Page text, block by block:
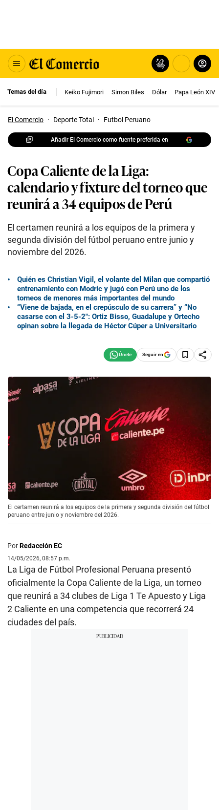
Temas del día Keiko Fujimori Simon Biles Dólar Papa León XIV
El Comercio · Deporte Total · Futbol Peruano
Añadir El Comercio como fuente preferida en
Copa Caliente de la Liga:
calendario y fixture del torneo que
reunirá a 34 equipos de Perú
El certamen reunirá a los equipos de la primera y
segunda división del fútbol peruano entre junio y
noviembre del 2026.
Quién es Christian Vigil, el volante del Milan que compartió
entrenamiento con Modric y jugó con Perú uno de los
torneos de menores más importantes del mundo
“Viene de bajada, en el crepúsculo de su carrera” y “No
casarse con el 3-5-2″: Ortiz Bisso, Guadalupe y Ortecho
opinan sobre la llegada de Héctor Cúper a Universitario
Seguir en
El certamen reunirá a los equipos de la primera y segunda división del fútbol
peruano entre junio y noviembre del 2026.
PorRedacción EC
14/05/2026, 08:57 p.m.
La Liga de Fútbol Profesional Peruana presentó
oficialmente la Copa Caliente de la Liga, un torneo
que reunirá a 34 clubes de Liga 1 Te Apuesto y Liga
2 Caliente en una competencia que recorrerá 24
ciudades del país.